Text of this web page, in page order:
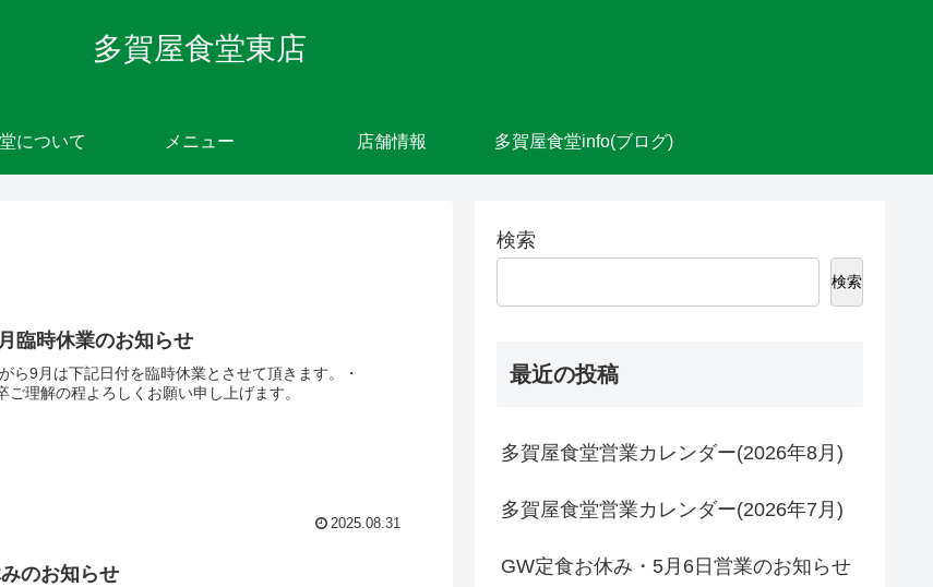
多賀屋食堂東店
について メニュー 店舗情報 多賀屋食堂info(ブログ)
臨時休業のお知らせ
ら9月は下記日付を臨時休業とさせて頂きます。・
ご理解の程よろしくお願い申し上げます。
2025.08.31
のお知らせ
検索
検索
最近の投稿
多賀屋食堂営業カレンダー(2026年8月)
多賀屋食堂営業カレンダー(2026年7月)
GW定食お休み・5月6日営業のお知らせ